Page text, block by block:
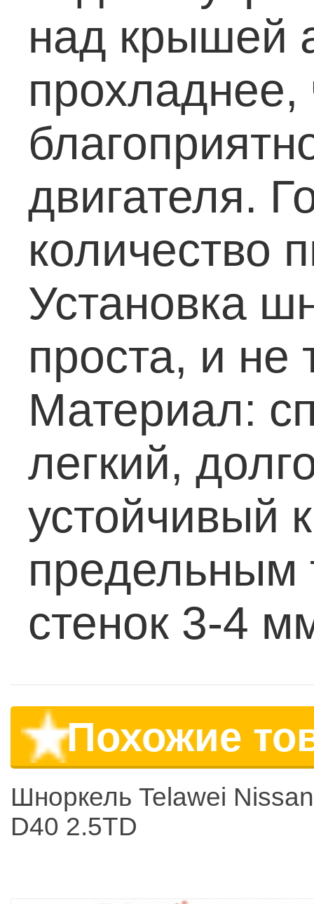
над крышей
прохладнее,
двигателя.
количество
Установка
проста, и не
Материал:
легкий,
устойчивый
предельным
стенок 3-4
Похожие
Шноркель Telawei
D40 2.5TD